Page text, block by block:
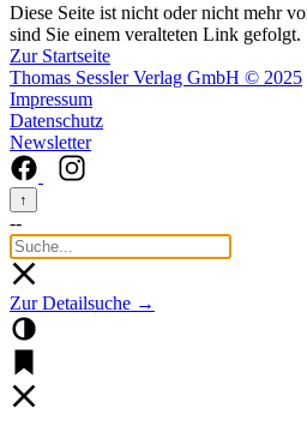
Diese Seite ist nicht oder nicht mehr
sind Sie einem veralteten Link gefolgt.
Zur Startseite
Thomas Sessler Verlag GmbH © 2025
Impressum
Datenschutz
Newsletter
↑
--
Zur Detailsuche →